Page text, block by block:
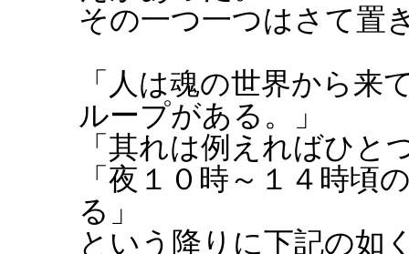
その一つ一つはさて置
「人は魂の世界から来
ループがある。」
「其れは例えればひと
「夜１０時～１４時頃
る」
という降りに下記の如